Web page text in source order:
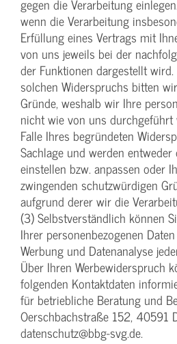
gegen die Verarbeitung
wenn die Verarbeitung
Erfüllung eines Vertrags mit
von uns jeweils bei der
der Funktionen dargestellt
solchen Widerspruchs bitten
Gründe, weshalb wir Ihre
nicht wie von uns
Falle Ihres begründeten
Sachlage und werden
einstellen bzw. anpassen oder
zwingenden schutzwürdigen
aufgrund derer wir die
(3) Selbstverständlich können
Ihrer personenbezogenen
Werbung und Datenanalyse
Über Ihren Werbewiderspruch
folgenden Kontaktdaten
für betriebliche Beratung und
Oerschbachstraße 152, 40591
datenschutz@bbg-svg.de.